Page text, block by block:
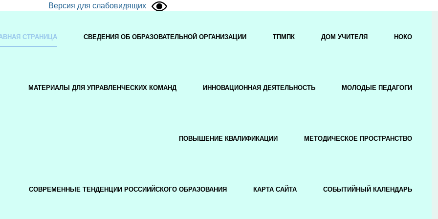
Версия для слабовидящих
СТРАНИЦА СВЕДЕНИЯ ОБ ОБРАЗОВАТЕЛЬНОЙ ОРГАНИЗАЦИИ ТПМПК ДОМ УЧИТЕЛЯ НОКО
МАТЕРИАЛЫ ДЛЯ УПРАВЛЕНЧЕСКИХ КОМАНД ИННОВАЦИОННАЯ ДЕЯТЕЛЬНОСТЬ МОЛОДЫЕ ПЕДАГОГИ
ПОВЫШЕНИЕ КВАЛИФИКАЦИИ МЕТОДИЧЕСКОЕ ПРОСТРАНСТВО
СОВРЕМЕННЫЕ ТЕНДЕНЦИИ РОССИИЙСКОГО ОБРАЗОВАНИЯ КАРТА САЙТА СОБЫТИЙНЫЙ КАЛЕНДАРЬ